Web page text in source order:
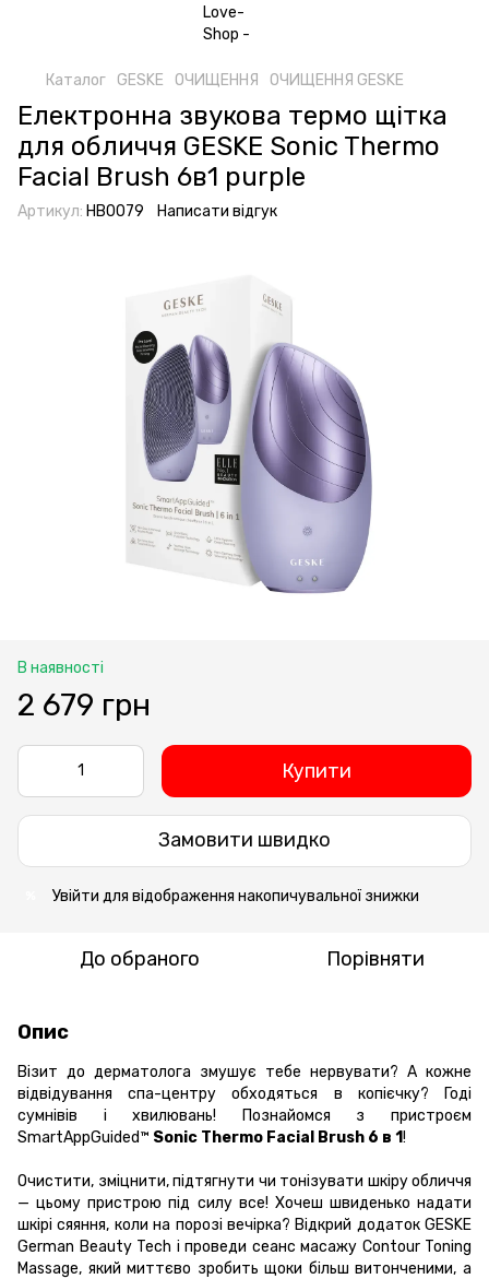
Каталог GESKE ОЧИЩЕННЯ ОЧИЩЕННЯ GESKE
Електронна звукова термо щітка
для обличчя GESKE Sonic Thermo
Facial Brush 6в1 purple
Артикул: HB0079 Написати відгук
В наявності
2 679 грн
Купити
Замовити швидко
Увійти для відображення накопичувальної знижки
До обраного Порівняти
Опис
Візит до дерматолога змушує тебе нервувати? А кожне
відвідування спа-центру обходяться в копієчку? Годі
сумнівів і хвилювань! Познайомся з пристроєм
SmartAppGuided™ Sonic Thermo Facial Brush 6 в 1!
Очистити, зміцнити, підтягнути чи тонізувати шкіру обличчя
— цьому пристрою під силу все! Хочеш швиденько надати
шкірі сяяння, коли на порозі вечірка? Відкрий додаток GESKE
German Beauty Tech і проведи сеанс масажу Contour Toning
Massage, який миттєво зробить щоки більш витонченими, а